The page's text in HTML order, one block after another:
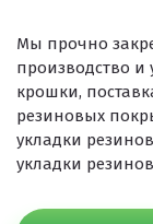
Мы прочно
производство и
крошки,
резиновых
укладки
укладки